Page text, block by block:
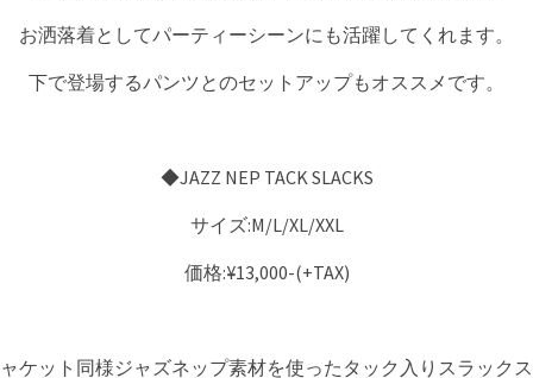
お洒落着としてパーティーシーンにも活躍してくれます。
下で登場するパンツとのセットアップもオススメです。
◆JAZZ NEP TACK SLACKS
サイズ:M/L/XL/XXL
価格:¥13,000-(+TAX)
ケット同様ジャズネップ素材を使ったタック入りスラックス